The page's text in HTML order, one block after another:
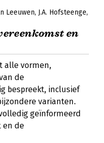
Leeuwen J.A. Hofsteenge
en
alle vormen,
de
bespreekt, inclusief
varianten.
geïnformeerd
en de